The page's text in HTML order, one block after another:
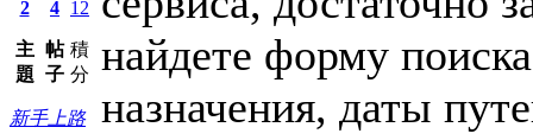
2
主
題
4
帖
子
12
積
分
新手上路
найдете форму
назначения, даты